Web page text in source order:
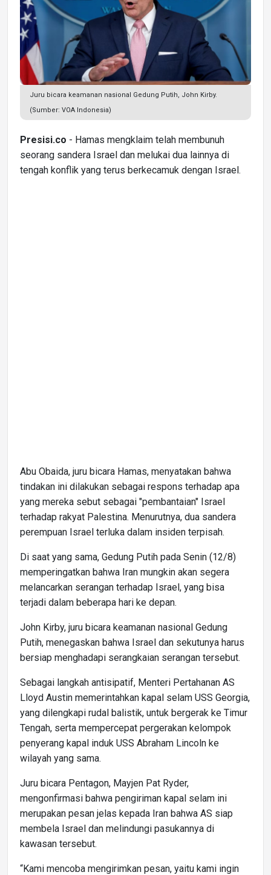
Juru bicara keamanan nasional Gedung Putih, John Kirby.
(Sumber: VOA Indonesia)
Presisi.co - Hamas mengklaim telah membunuh
seorang sandera Israel dan melukai dua lainnya di
tengah konflik yang terus berkecamuk dengan Israel.
Abu Obaida, juru bicara Hamas, menyatakan bahwa
tindakan ini dilakukan sebagai respons terhadap apa
yang mereka sebut sebagai "pembantaian" Israel
terhadap rakyat Palestina. Menurutnya, dua sandera
perempuan Israel terluka dalam insiden terpisah.
Di saat yang sama, Gedung Putih pada Senin (12/8)
memperingatkan bahwa Iran mungkin akan segera
melancarkan serangan terhadap Israel, yang bisa
terjadi dalam beberapa hari ke depan.
John Kirby, juru bicara keamanan nasional Gedung
Putih, menegaskan bahwa Israel dan sekutunya harus
bersiap menghadapi serangkaian serangan tersebut.
Sebagai langkah antisipatif, Menteri Pertahanan AS
Lloyd Austin memerintahkan kapal selam USS Georgia,
yang dilengkapi rudal balistik, untuk bergerak ke Timur
Tengah, serta mempercepat pergerakan kelompok
penyerang kapal induk USS Abraham Lincoln ke
wilayah yang sama.
Juru bicara Pentagon, Mayjen Pat Ryder,
mengonfirmasi bahwa pengiriman kapal selam ini
merupakan pesan jelas kepada Iran bahwa AS siap
membela Israel dan melindungi pasukannya di
kawasan tersebut.
“Kami mencoba mengirimkan pesan, yaitu kami ingin